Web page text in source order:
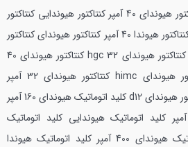
کنتاکتور هیوندای hgc 32 کنتاکتور هیوندای 40 آمپر کنتاکتور هیوندایی کنتاکتور
هیوندا 32 کنتاکتور هیوندا 85 کنتاکتور هیوندا 40 آمپر کنتاکتور هیوندای کنتاکتور
هیوندای کنتاکتور هیوندای 32 کنتاکتور هیوندای hgc 32 کنتاکتور هیوندای 40
آمپر کنتاکتور هیوندایی کنتاکتور هیوندای himc کنتاکتور هیوندای 32 آمپر
کنتاکتور هیوندای ۴۰ آمپر کنتاکتور هیوندای d12 کلید اتوماتیک هیوندای 160 آمپر
کلید اتوماتیک هیوندای 63 آمپر کلید اتوماتیک هیوندایی کلید اتوماتیک
هیوندای 250 آمپر کلید اتوماتیک هیوندای 400 آمپر کلید اتوماتیک هیوندا